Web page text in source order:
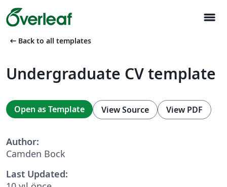
menu
arrow_left_alt Back to all templates
Undergraduate CV template
Open as Template View Source View PDF
Author:
Camden Bock
Last Updated: